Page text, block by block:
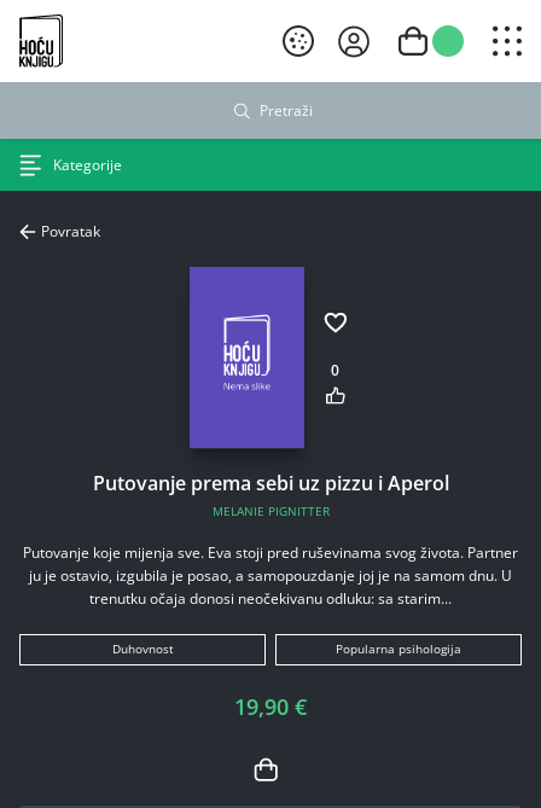
Hoću knjigu crni logo
Pretraži
Kategorije
Povratak
0
Putovanje prema sebi uz pizzu i Aperol
MELANIE PIGNITTER
Putovanje koje mijenja sve. Eva stoji pred ruševinama svog života. Partner
ju je ostavio, izgubila je posao, a samopouzdanje joj je na samom dnu. U
trenutku očaja donosi neočekivanu odluku: sa starim...
Duhovnost Popularna psihologija
19,90 €